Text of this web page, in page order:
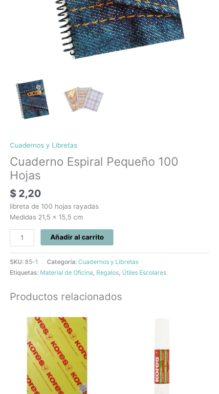
Cuadernos y Libretas
Cuaderno Espiral Pequeño 100
Hojas
$ 2,20
libreta de 100 hojas rayadas
Medidas 21,5 x 15,5 cm
Añadir al carrito
SKU: 85-1 Categoría: Cuadernos y Libretas
Etiquetas: Material de Oficina Regalos Útiles Escolares
Productos relacionados